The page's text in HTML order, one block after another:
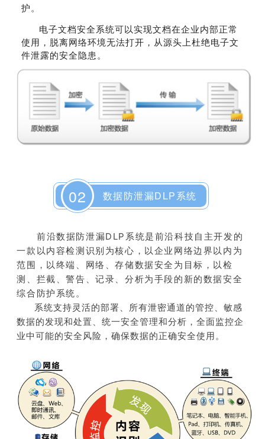
护。
电子文档安全系统可以实现文档在企业内部正常
使用，脱离网络环境无法打开，从源头上杜绝电子文
件泄露的安全隐患。
02 数据防泄漏DLP系统
前沿数据防泄漏DLP系统是前沿科技自主开发的
一款以内容检测识别为核心，以企业网络边界以内为
范围，以终端、网络、存储数据安全为目标，以检
测、拦截、警告、记录、分析为手段的新的数据安全
综合防护系统。
系统支持灵活的部署、所有泄密通道的管控、敏感
数据的发现和处置、统一安全管理和分析，全面监控企
业中可能的安全风险，确保数据的正确安全使用。